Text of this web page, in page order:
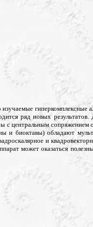
гиперкомплексные
ряд новых результатов.
с центральным сопряжением
и биоктавы) обладают
и
может оказаться